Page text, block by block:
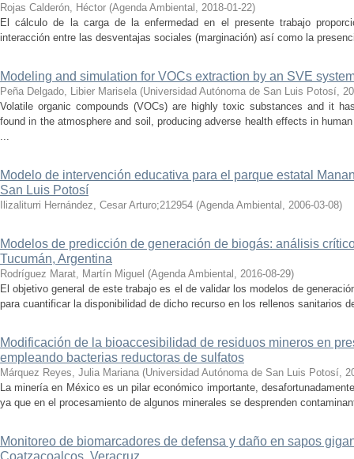
Rojas Calderón, Héctor (Agenda Ambiental , 2018-01-22)
El cálculo de la carga de la enfermedad en el presente trabajo
interacción entre las desventajas sociales (marginación) así como la
Modeling and simulation for VOCs extraction by an SVE
Peña Delgado, Libier Marisela (Universidad Autónoma de San Luis Potosí,
Volatile organic compounds (VOCs) are highly toxic substances and it
found in the atmosphere and soil, producing adverse health effects in
...
Modelo de intervención educativa para el parque estatal
San Luis Potosí
Ilizaliturri Hernández, Cesar Arturo;212954 (Agenda Ambiental , 2006-03-08)
Modelos de predicción de generación de biogás: análisis
Tucumán, Argentina
Rodríguez Marat, Martín Miguel (Agenda Ambiental , 2016-08-29)
El objetivo general de este trabajo es el de validar los modelos de
para cuantificar la disponibilidad de dicho recurso en los rellenos sanitarios
Modificación de la bioaccesibilidad de residuos mineros en
empleando bacterias reductoras de sulfatos
Márquez Reyes, Julia Mariana (Universidad Autónoma de San Luis Potosí,
La minería en México es un pilar económico importante,
ya que en el procesamiento de algunos minerales se desprenden
Monitoreo de biomarcadores de defensa y daño en sapos
Coatzacoalcos, Veracruz